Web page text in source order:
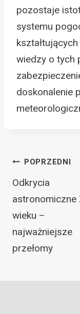
pozostaje
systemu
wiedzy o tych
doskonalenie
Nawigacja
wpisu
POPRZEDNI
Odkrycia
astronomiczne
wieku –
najważniejsze
przełomy